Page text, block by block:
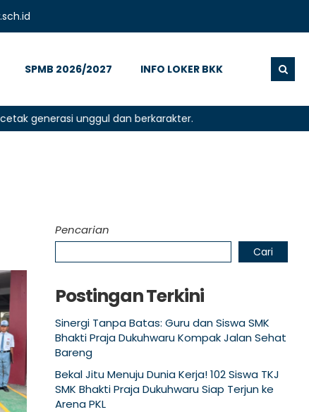
SPMB 2026/2027 INFO LOKER BKK
unggul dan berkarakter.
Pencarian
Cari
Postingan Terkini
Sinergi Tanpa Batas: Guru dan Siswa SMK
Bhakti Praja Dukuhwaru Kompak Jalan Sehat
Bareng
Bekal Jitu Menuju Dunia Kerja! 102 Siswa TKJ
SMK Bhakti Praja Dukuhwaru Siap Terjun ke
Arena PKL